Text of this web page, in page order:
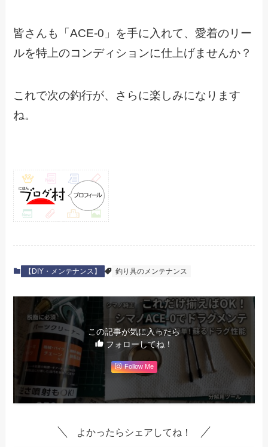
皆さんも「ACE-0」を手に入れて、愛着のリー
ルを特上のコンディションに仕上げませんか？
これで次の釣行が、さらに楽しみになります
ね。
【DIY・メンテナンス】 釣り具のメンテナンス
この記事が気に入ったら
フォローしてね！
Follow Me
よかったらシェアしてね！